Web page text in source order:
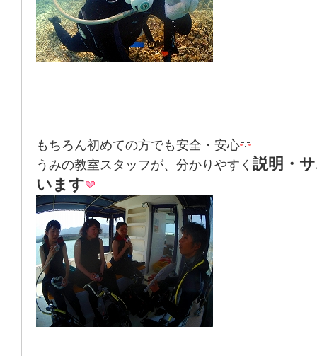
もちろん初めての方でも安全・安心
うみの教室スタッフが、分かりやすく 説明・
います